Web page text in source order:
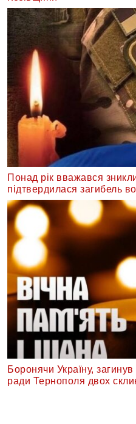
Понад рік вважався
підтвердилася загибель
Боронячи Україну,
ради Тернополя двох